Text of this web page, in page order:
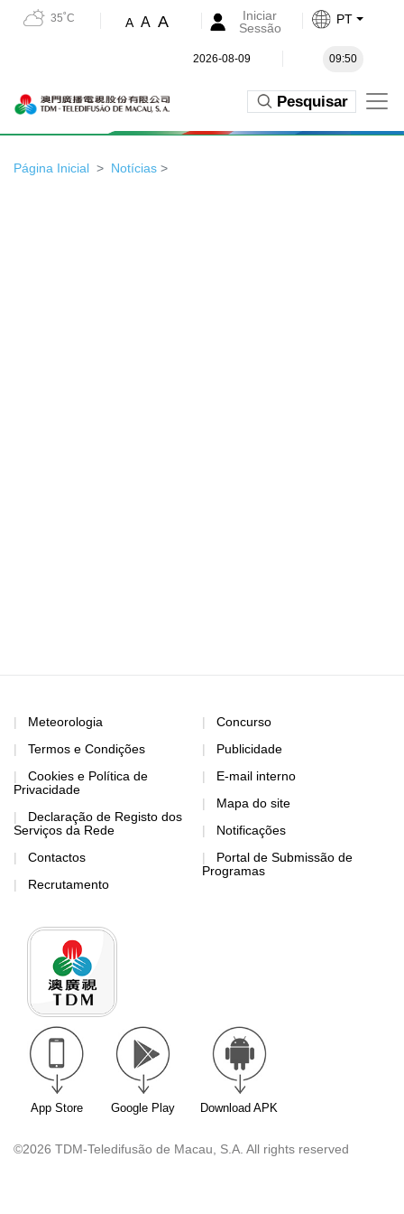
35˚C A A A
Iniciar
Sessão
PT
2026-08-09 09:50
Pesquisar
Página Inicial Notícias >
Meteorologia
Termos e Condições
Cookies e Política de
Privacidade
Declaração de Registo dos
Serviços da Rede
Contactos
Recrutamento
Concurso
Publicidade
E-mail interno
Mapa do site
Notificações
Portal de Submissão de
Programas
App Store Google Play Download APK
©2026 TDM-Teledifusão de Macau, S.A. All rights reserved